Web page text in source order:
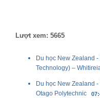
Lượt xem: 5665
Du học New Zealand
Technology) –
Du học New Zealand
Otago Polytechnic